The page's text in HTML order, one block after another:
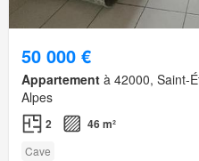
50 000 €
Appartement à 42000, Saint-
Alpes
2 46 m²
Cave